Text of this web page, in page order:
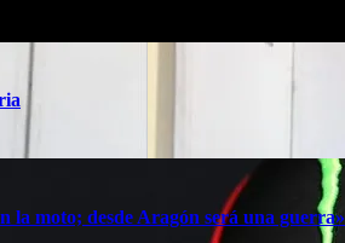
la moto; desde Aragón será una guerra»